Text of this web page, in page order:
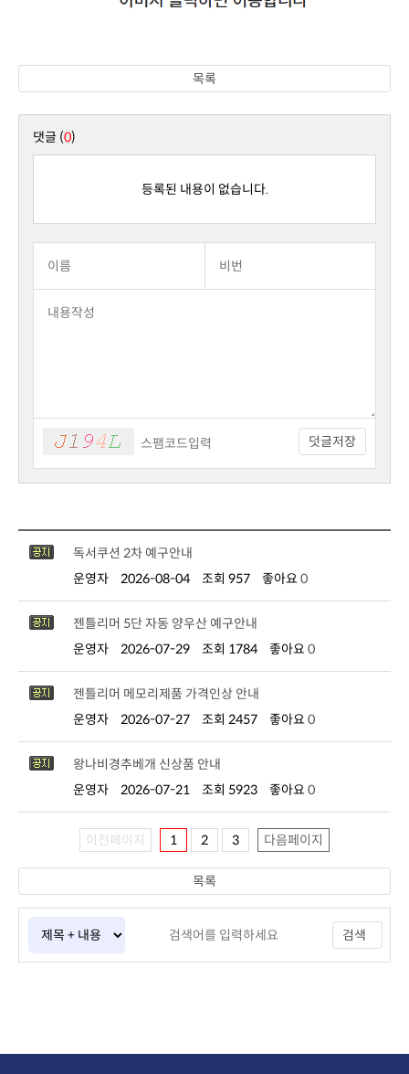
목록
댓글 (0)
등록된 내용이 없습니다.
덧글저장
독서쿠션 2차 예구안내
운영자
2026-08-04 조회 957 좋아요 0
젠틀리머 5단 자동 양우산 예구안내
운영자
2026-07-29 조회 1784 좋아요 0
젠틀리머 메모리제품 가격인상 안내
운영자
2026-07-27 조회 2457 좋아요 0
왕나비경추베개 신상품 안내
운영자
2026-07-21 조회 5923 좋아요 0
이전페이지 1 2 3 다음페이지
검색
목록